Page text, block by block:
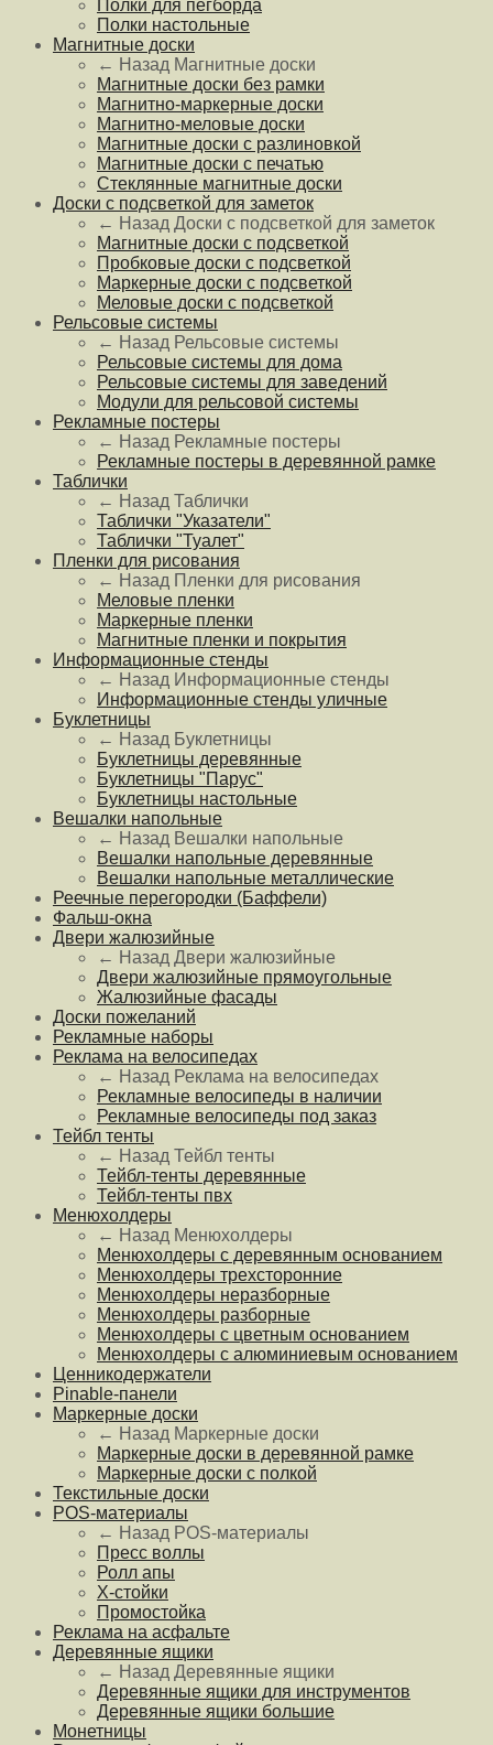
Полки для пегборда
Полки настольные
Магнитные доски
← Назад Магнитные доски
Магнитные доски без рамки
Магнитно-маркерные доски
Магнитно-меловые доски
Магнитные доски с разлиновкой
Магнитные доски с печатью
Стеклянные магнитные доски
Доски с подсветкой для заметок
← Назад Доски с подсветкой для заметок
Магнитные доски с подсветкой
Пробковые доски с подсветкой
Маркерные доски с подсветкой
Меловые доски с подсветкой
Рельсовые системы
← Назад Рельсовые системы
Рельсовые системы для дома
Рельсовые системы для заведений
Модули для рельсовой системы
Рекламные постеры
← Назад Рекламные постеры
Рекламные постеры в деревянной рамке
Таблички
← Назад Таблички
Таблички "Указатели"
Таблички "Туалет"
Пленки для рисования
← Назад Пленки для рисования
Меловые пленки
Маркерные пленки
Магнитные пленки и покрытия
Информационные стенды
← Назад Информационные стенды
Информационные стенды уличные
Буклетницы
← Назад Буклетницы
Буклетницы деревянные
Буклетницы "Парус"
Буклетницы настольные
Вешалки напольные
← Назад Вешалки напольные
Вешалки напольные деревянные
Вешалки напольные металлические
Реечные перегородки (Баффели)
Фальш-окна
Двери жалюзийные
← Назад Двери жалюзийные
Двери жалюзийные прямоугольные
Жалюзийные фасады
Доски пожеланий
Рекламные наборы
Реклама на велосипедах
← Назад Реклама на велосипедах
Рекламные велосипеды в наличии
Рекламные велосипеды под заказ
Тейбл тенты
← Назад Тейбл тенты
Тейбл-тенты деревянные
Тейбл-тенты пвх
Менюхолдеры
← Назад Менюхолдеры
Менюхолдеры с деревянным основанием
Менюхолдеры трехсторонние
Менюхолдеры неразборные
Менюхолдеры разборные
Менюхолдеры с цветным основанием
Менюхолдеры с алюминиевым основанием
Ценникодержатели
Pinable-панели
Маркерные доски
← Назад Маркерные доски
Маркерные доски в деревянной рамке
Маркерные доски с полкой
Текстильные доски
POS-материалы
← Назад POS-материалы
Пресс воллы
Ролл апы
Х-стойки
Промостойка
Реклама на асфальте
Деревянные ящики
← Назад Деревянные ящики
Деревянные ящики для инструментов
Деревянные ящики большие
Монетницы